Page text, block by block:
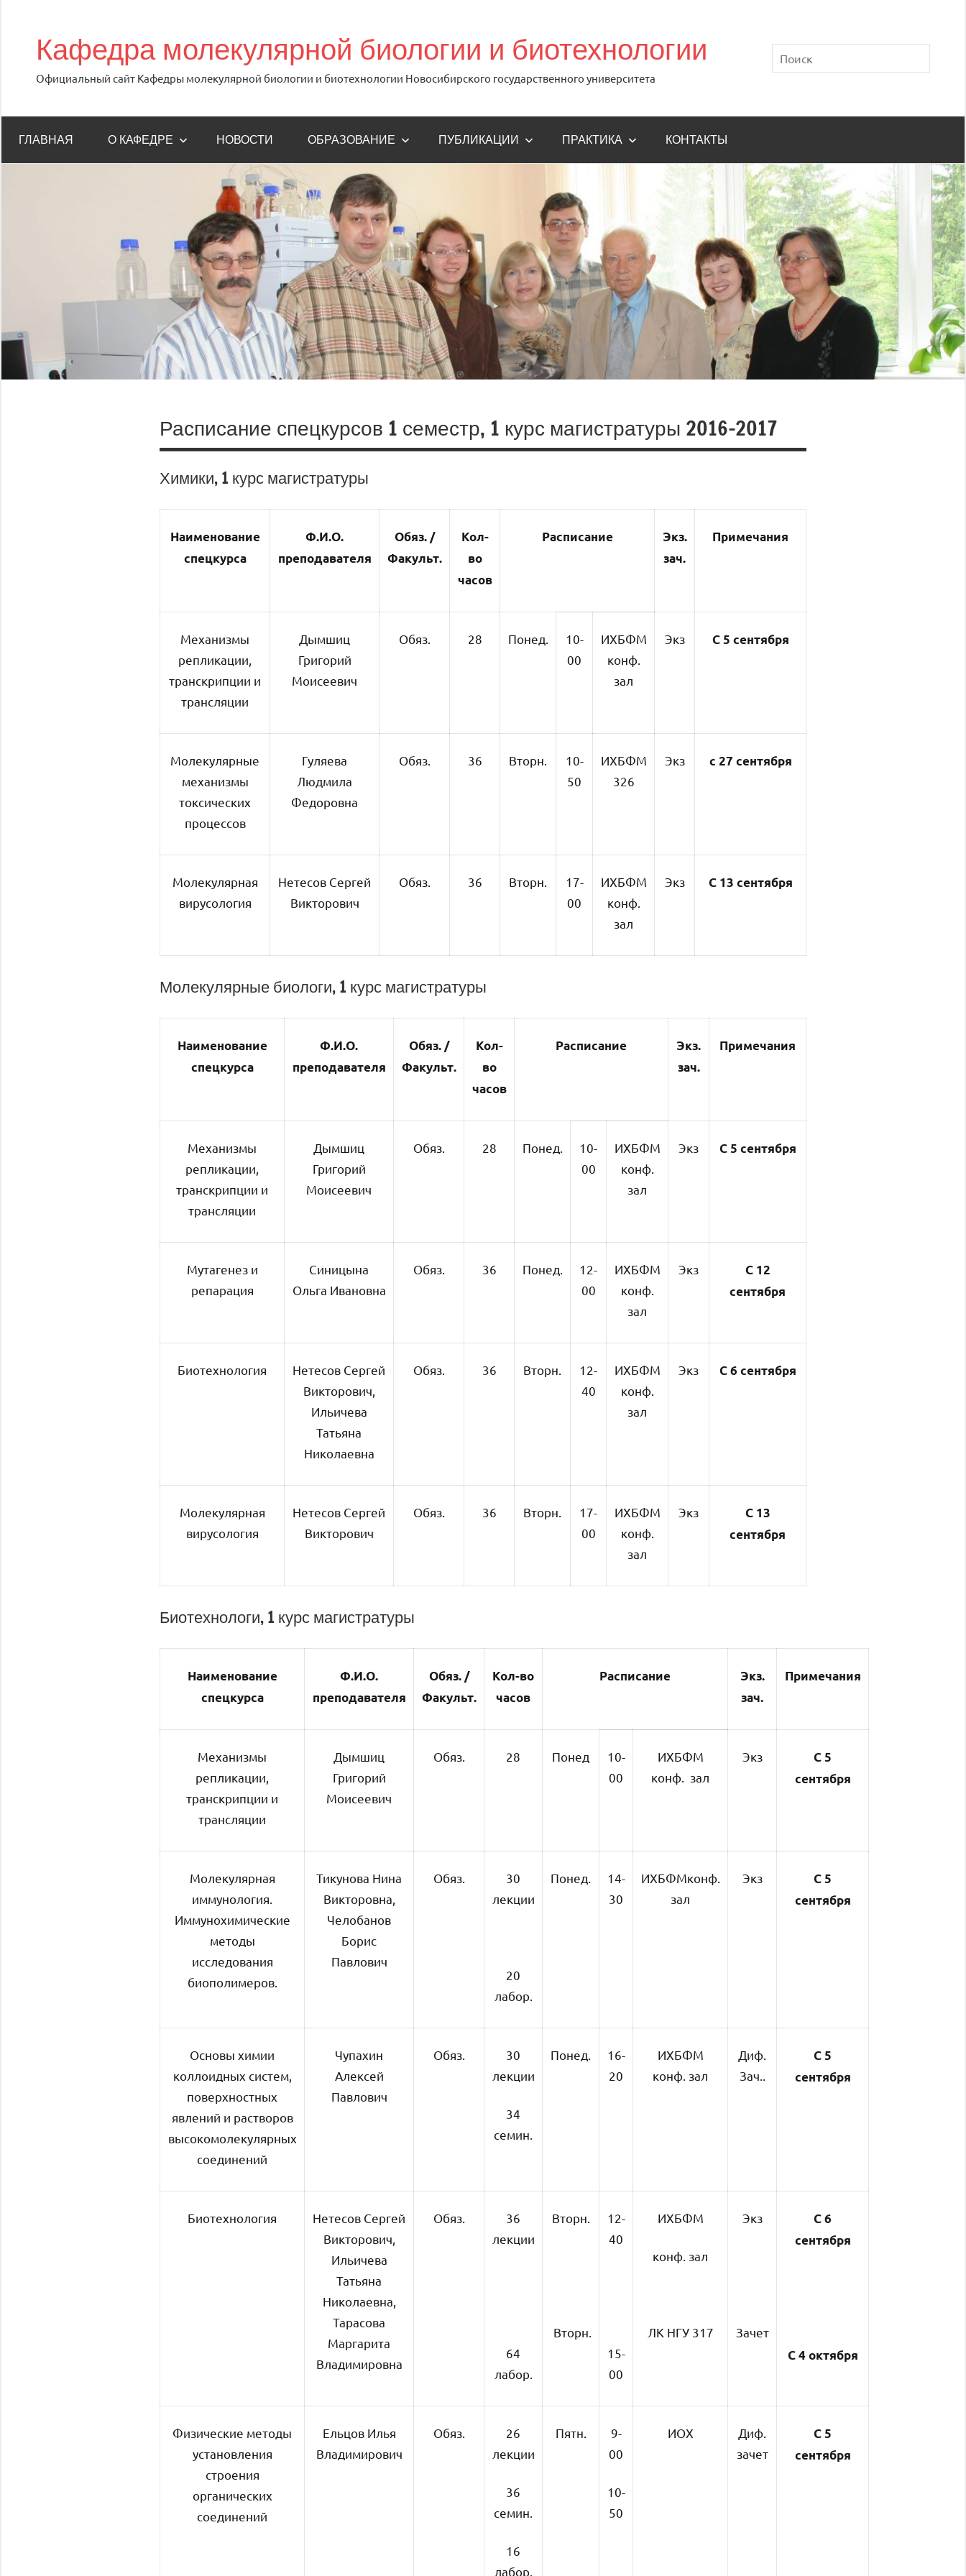
содержимому
Кафедра молекулярной биологии и биотехнологии
Официальный сайт Кафедры молекулярной биологии и биотехнологии Новосибирского государственного университета
Поиск
ГЛАВНАЯ О КАФЕДРЕ НОВОСТИ ОБРАЗОВАНИЕ ПУБЛИКАЦИИ ПРАКТИКА КОНТАКТЫ
Расписание спецкурсов 1 семестр, 1 курс магистратуры 2016-2017
Химики, 1 курс магистратуры
Наименование
спецкурса
Ф.И.О.
преподавателя
Обяз. /
Факульт.
Кол-
во
часов
Расписание
Экз.
зач.
Примечания
Механизмы
репликации,
транскрипции и
трансляции
Дымшиц
Григорий
Моисеевич
Обяз. 28 Понед.
10-
00
ИХБФМ
конф.
зал
Экз С 5 сентября
Молекулярные
механизмы
токсических
процессов
Гуляева
Людмила
Федоровна
Обяз. 36 Вторн.
10-
50
ИХБФМ
326
Экз с 27 сентября
Молекулярная
вирусология
Нетесов Сергей
Викторович
Обяз. 36 Вторн.
17-
00
ИХБФМ
конф.
зал
Экз С 13 сентября
Молекулярные биологи, 1 курс магистратуры
Наименование
спецкурса
Ф.И.О.
преподавателя
Обяз. /
Факульт.
Кол-
во
часов
Расписание
Экз.
зач.
Примечания
Механизмы
репликации,
транскрипции и
трансляции
Дымшиц
Григорий
Моисеевич
Обяз. 28 Понед.
10-
00
ИХБФМ
конф.
зал
Экз С 5 сентября
Мутагенез и
репарация
Синицына
Ольга Ивановна
Обяз. 36 Понед.
12-
00
ИХБФМ
конф.
зал
Экз С 12
сентября
Биотехнология
Нетесов Сергей
Викторович,
Ильичева
Татьяна
Николаевна
Обяз. 36 Вторн.
12-
40
ИХБФМ
конф.
зал
Экз С 6 сентября
Молекулярная
вирусология
Нетесов Сергей
Викторович
Обяз. 36 Вторн.
17-
00
ИХБФМ
конф.
зал
Экз С 13
сентября
Биотехнологи, 1 курс магистратуры
Наименование
спецкурса
Ф.И.О.
преподавателя
Обяз. /
Факульт.
Кол-во
часов
Расписание
Экз.
зач.
Примечания
Механизмы
репликации,
транскрипции и
трансляции
Дымшиц
Григорий
Моисеевич
Обяз. 28 Понед
10-
00
ИХБФМ
конф. зал
Экз
С 5
сентября
Молекулярная
иммунология.
Иммунохимические
методы
исследования
биополимеров.
Тикунова Нина
Викторовна,
Челобанов
Борис
Павлович
Обяз.
30
лекции
20
лабор.
Понед.
14-
30
ИХБФМконф.
зал
Экз
С 5
сентября
Основы химии
коллоидных систем,
поверхностных
явлений и растворов
высокомолекулярных
соединений
Чупахин
Алексей
Павлович
Обяз.
30
лекции
34
семин.
Понед.
16-
20
ИХБФМ
конф. зал
Диф.
Зач..
С 5
сентября
Биотехнология
Нетесов Сергей
Викторович,
Ильичева
Татьяна
Николаевна,
Тарасова
Маргарита
Владимировна
Обяз.
36
лекции
64
лабор.
Вторн.
Вторн.
12-
40
15-
00
ИХБФМ
конф. зал
ЛК НГУ 317
Экз
Зачет
С 6
сентября
С 4 октября
Физические методы
установления
строения
органических
соединений
Ельцов Илья
Владимирович
Обяз.
26
лекции
36
семин.
16
лабор.
Пятн.
9-
00
10-
50
ИОХ
Диф.
зачет
С5
сентября